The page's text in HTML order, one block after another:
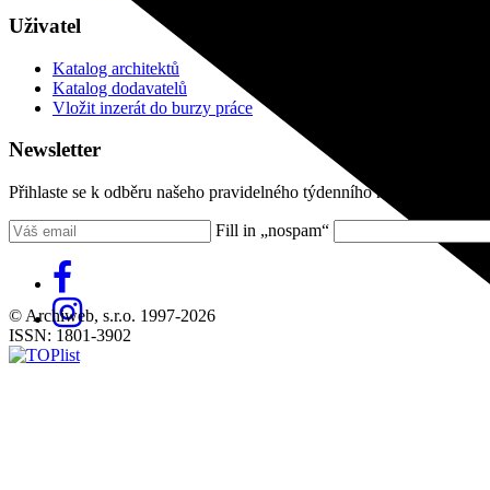
Uživatel
Katalog architektů
Katalog dodavatelů
Vložit inzerát do burzy práce
Newsletter
Přihlaste se k odběru našeho pravidelného týdenního newsletteru:
Fill in „nospam“
© Archiweb, s.r.o. 1997-2026
ISSN: 1801-3902